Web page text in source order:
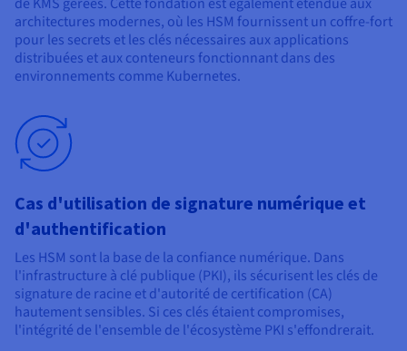
architectures modernes, où les HSM fournissent un coffre-fort
pour les secrets et les clés nécessaires aux applications
distribuées et aux conteneurs fonctionnant dans des
environnements comme Kubernetes.
Cas d'utilisation de signature numérique et
d'authentification
Les HSM sont la base de la confiance numérique. Dans
l'infrastructure à clé publique (PKI), ils sécurisent les clés de
signature de racine et d'autorité de certification (CA)
hautement sensibles. Si ces clés étaient compromises,
l'intégrité de l'ensemble de l'écosystème PKI s'effondrerait.